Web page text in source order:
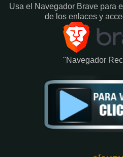
Usa el Navegador Brave para
de los enlaces y
"Navegador